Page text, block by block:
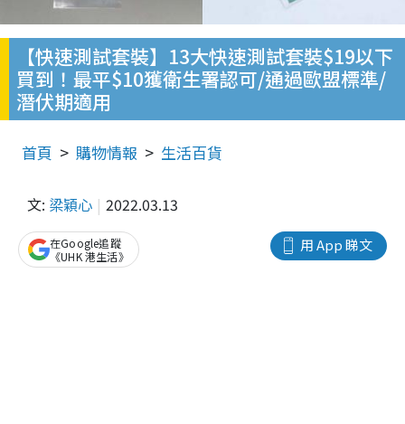
【快速測試套裝】13大快速測試套裝$19以下
買到！最平$10獲衛生署認可/通過歐盟標準/
潛伏期適用
首頁 購物情報 生活百貨
文: 梁穎心 2022.03.13
用 App 睇文
在Google追蹤
《UHK 港生活》